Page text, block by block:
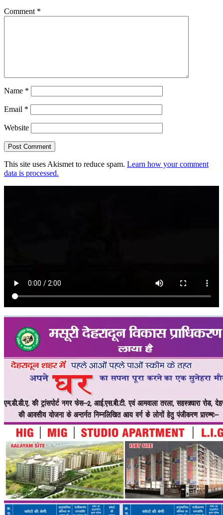
Comment *
Name *
Email *
Website
This site uses Akismet to reduce spam. Learn how your comment
data is processed.